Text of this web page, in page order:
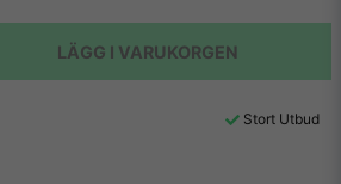
LÄGG I VARUKORGEN
Stort Utbud